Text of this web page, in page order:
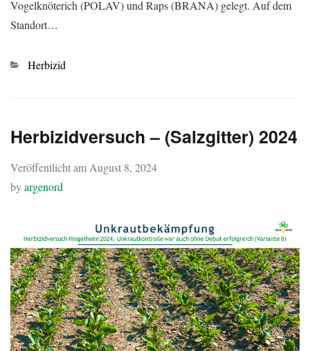
Vogelknöterich (POLAV) und Raps (BRANA) gelegt. Auf dem
Standort…
Kategorien
Herbizid
Herbizidversuch – (Salzgitter) 2024
Veröffentlicht am August 8, 2024
byargenord